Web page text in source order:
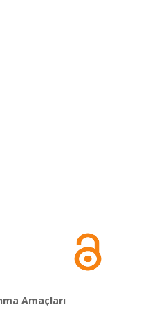
Amaçları